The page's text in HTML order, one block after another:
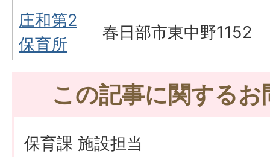
庄和第2
保育所
春日部市東中野1152
この記事に関する
保育課 施設担当